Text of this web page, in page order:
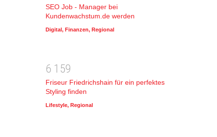
SEO Job - Manager bei
Kundenwachstum.de werden
Digital, Finanzen, Regional
6 1 59
Friseur Friedrichshain für ein perfektes
Styling finden
Lifestyle, Regional